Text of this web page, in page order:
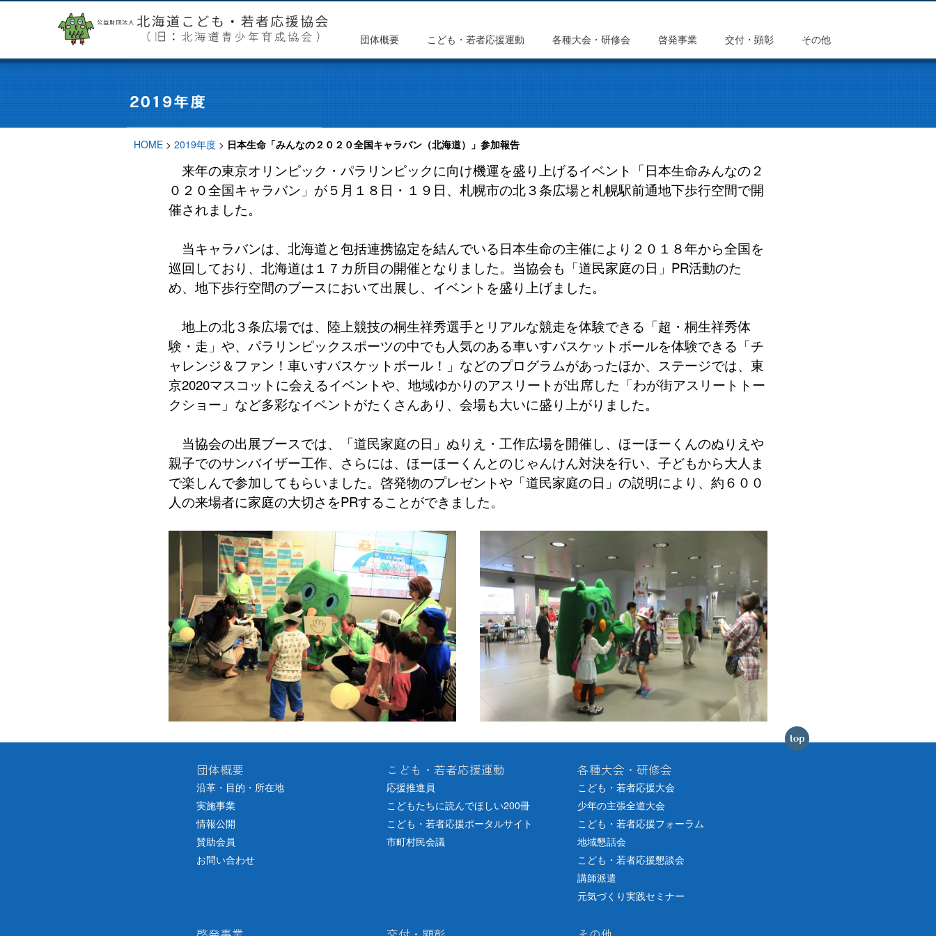
団体概要 こども・若者応援運動 各種大会・研修会 啓発事業 交付・顕彰 その他
HOME > 2019年度 > 日本生命「みんなの２０２０全国キャラバン（北海道）」参加報告
来年の東京オリンピック・パラリンピックに向け機運を盛り上げるイベント「日本生命みんなの２
０２０全国キャラバン」が５月１８日・１９日、札幌市の北３条広場と札幌駅前通地下歩行空間で開
催されました。
当キャラバンは、北海道と包括連携協定を結んでいる日本生命の主催により２０１８年から全国を
巡回しており、北海道は１７カ所目の開催となりました。当協会も「道民家庭の日」PR活動のた
め、地下歩行空間のブースにおいて出展し、イベントを盛り上げました。
地上の北３条広場では、陸上競技の桐生祥秀選手とリアルな競走を体験できる「超・桐生祥秀体
験・走」や、パラリンピックスポーツの中でも人気のある車いすバスケットボールを体験できる「チ
ャレンジ＆ファン！車いすバスケットボール！」などのプログラムがあったほか、ステージでは、東
京2020マスコットに会えるイベントや、地域ゆかりのアスリートが出席した「わが街アスリートトー
クショー」など多彩なイベントがたくさんあり、会場も大いに盛り上がりました。
当協会の出展ブースでは、「道民家庭の日」ぬりえ・工作広場を開催し、ほーほーくんのぬりえや
親子でのサンバイザー工作、さらには、ほーほーくんとのじゃんけん対決を行い、子どもから大人ま
で楽しんで参加してもらいました。啓発物のプレゼントや「道民家庭の日」の説明により、約６００
人の来場者に家庭の大切さをPRすることができました。
団体概要
沿革・目的・所在地
実施事業
情報公開
賛助会員
お問い合わせ
こども・若者応援運動
応援推進員
こどもたちに読んでほしい200冊
こども・若者応援ポータルサイト
市町村民会議
各種大会・研修会
こども・若者応援大会
少年の主張全道大会
こども・若者応援フォーラム
地域懇話会
こども・若者応援懇談会
講師派遣
元気づくり実践セミナー